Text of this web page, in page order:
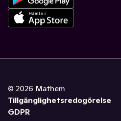
© 2026 Mathem
Tillgänglighetsredogörelse
GDPR